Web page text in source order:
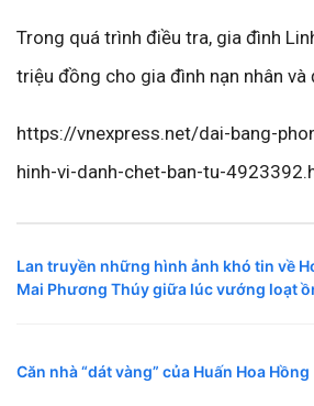
Trong quá trình điều tra, gia đình
triệu đồng cho gia đình nạn nhân và
https://vnexpress.net/dai-bang-
hinh-vi-danh-chet-ban-tu-
Lan truyền những hình ảnh khó tin về
Mai Phương Thúy giữa lúc vướng loạt
Căn nhà “dát vàng” của Huấn Hoa Hồng